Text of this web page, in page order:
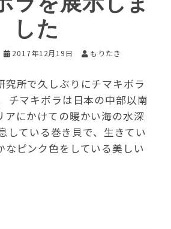
した
2017年12月19日 もりたき
究所で久しぶりにチマキボラ
チマキボラは日本の中部以南
アにかけての暖かい海の水深
している巻き貝で、生きてい
なピンク色をしている美しい